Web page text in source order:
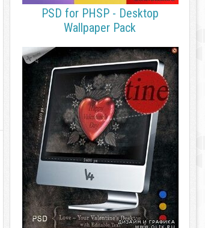
PSD for PHSP - Desktop
Wallpaper Pack